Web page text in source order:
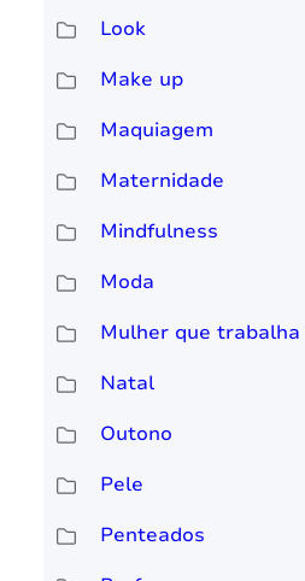
Look
Make up
Maquiagem
Maternidade
Mindfulness
Moda
Mulher que
Natal
Outono
Pele
Penteados